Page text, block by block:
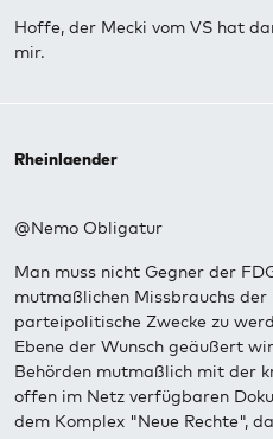
Hoffe, der Mecki vom VS hat
mir.
Rheinlaender
@Nemo Obligatur
Man muss nicht Gegner der
mutmaßlichen Missbrauchs
parteipolitische Zwecke zu
Ebene der Wunsch geäußert
Behörden mutmaßlich mit der
offen im Netz verfügbaren
dem Komplex "Neue Rechte",